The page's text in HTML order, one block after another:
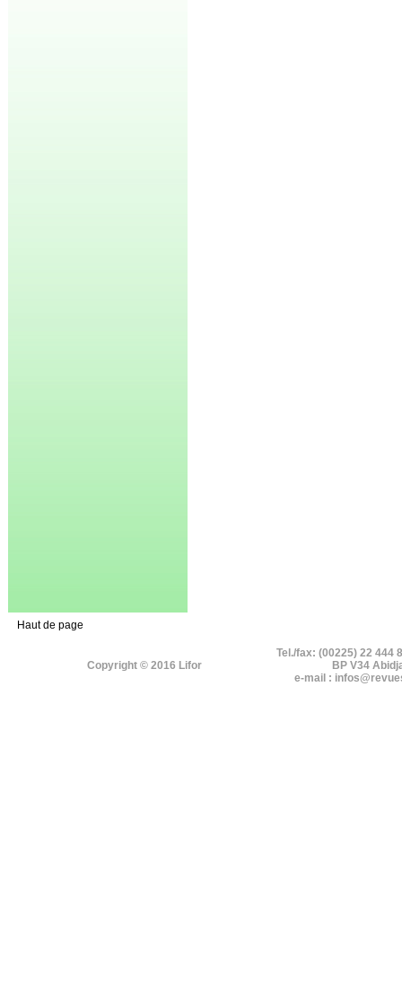
Haut de page
Copyright © 2016 Lifor
Tel./fax: (00225) 22 444
BP V34
e-mail :